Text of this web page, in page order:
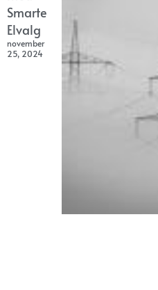
Smarte
Elvalg
november
25, 2024